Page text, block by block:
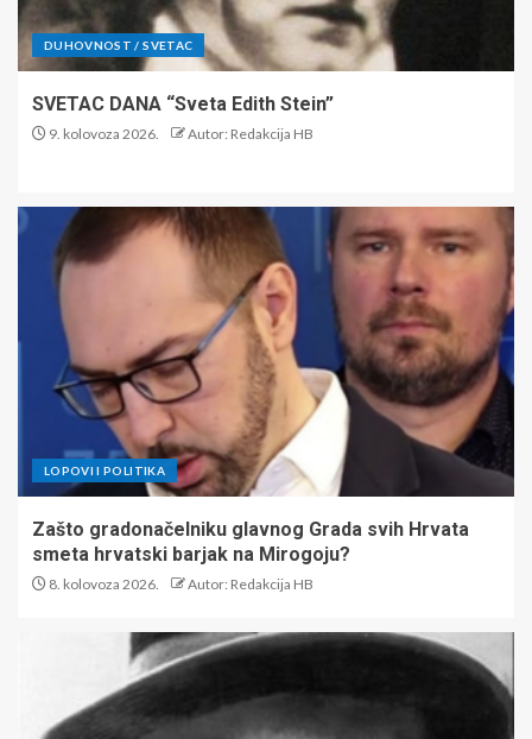
DUHOVNOST / SVETAC
SVETAC DANA “Sveta Edith Stein”
9. kolovoza 2026. Autor: Redakcija HB
LOPOVI I POLITIKA
Zašto gradonačelniku glavnog Grada svih Hrvata
smeta hrvatski barjak na Mirogoju?
8. kolovoza 2026. Autor: Redakcija HB